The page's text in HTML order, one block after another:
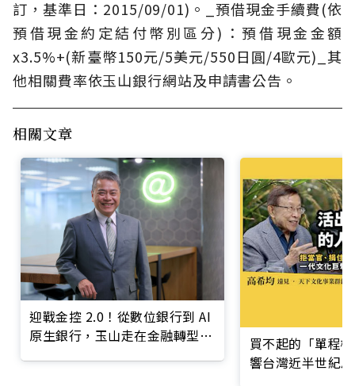
訂，基準日：2015/09/01)。_預借現金手續費(依
預借現金約定結付幣別區分)：預借現金金額
x3.5%+(新臺幣150元/5美元/550日圓/4歐元)_其
他相關費率依玉山銀行網站及申請書公告。
相關文章
迎戰金控 2.0！從數位銀行到 AI
原生銀行，玉山走在金融轉型最
買不起的「單程
響台灣近半世紀